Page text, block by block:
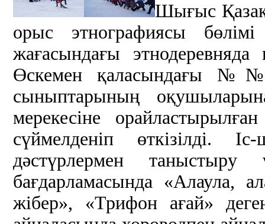
Шығыс
орыс этнографиясы
жағасындағы этнодеревняда
Өскемен қаласындағы
сыныптарының
мерекесіне
сүймелденіп өткізілді.
дәстүрлермен
бағдарламасында «Алаула,
жібер», «Трифон ағай»